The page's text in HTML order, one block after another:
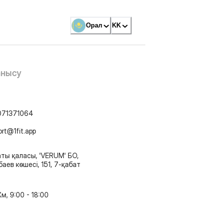
Орал KK
қаласы, 'VERUM' БО,
көшесі, 151, 7-қабат
9:00 - 18:00